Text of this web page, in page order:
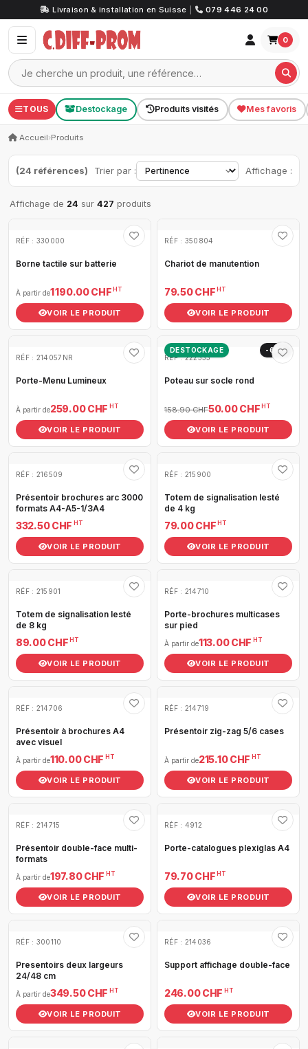
Livraison & installation en Suisse 079 446 24 00
0
TOUS Destockage Produits visités Mes favoris
Accueil›Produits
(24 références) Trier par : Affichage :
Affichage de 24 sur 427 produits
RÉF : 330000
Borne tactile sur batterie
À partir de1 190.00 CHF HT
VOIR LE PRODUIT
RÉF : 350804
Chariot de manutention
79.50 CHF HT
VOIR LE PRODUIT
RÉF : 214057NR
Porte-Menu Lumineux
À partir de259.00 CHF HT
VOIR LE PRODUIT
DESTOCKAGE
-69%
RÉF : 222333
Poteau sur socle rond
158.90 CHF50.00 CHF HT
VOIR LE PRODUIT
RÉF : 216509
Présentoir brochures arc 3000
formats A4-A5-1/3A4
332.50 CHF HT
VOIR LE PRODUIT
RÉF : 215900
Totem de signalisation lesté
de 4 kg
79.00 CHF HT
VOIR LE PRODUIT
RÉF : 215901
Totem de signalisation lesté
de 8 kg
89.00 CHF HT
VOIR LE PRODUIT
RÉF : 214710
Porte-brochures multicases
sur pied
À partir de113.00 CHF HT
VOIR LE PRODUIT
RÉF : 214706
Présentoir à brochures A4
avec visuel
À partir de110.00 CHF HT
VOIR LE PRODUIT
RÉF : 214719
Présentoir zig-zag 5/6 cases
À partir de215.10 CHF HT
VOIR LE PRODUIT
RÉF : 214715
Présentoir double-face multi-
formats
À partir de197.80 CHF HT
VOIR LE PRODUIT
RÉF : 4912
Porte-catalogues plexiglas A4
79.70 CHF HT
VOIR LE PRODUIT
RÉF : 300110
Presentoirs deux largeurs
24/48 cm
À partir de349.50 CHF HT
VOIR LE PRODUIT
RÉF : 214036
Support affichage double-face
246.00 CHF HT
VOIR LE PRODUIT